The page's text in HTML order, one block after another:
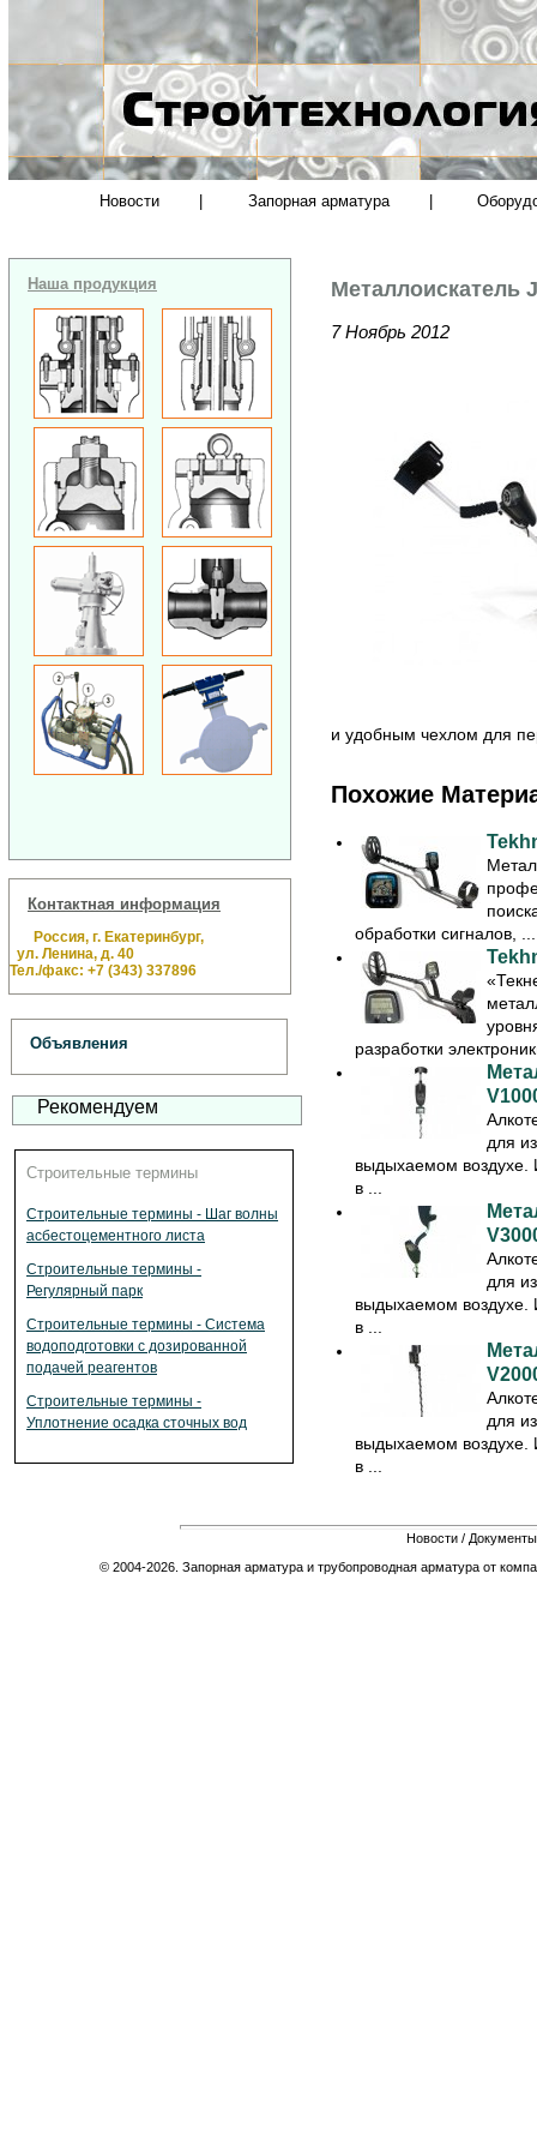
Новости Запорная арматура
Наша продукция
Контактная информация
Россия, г. Екатеринбург,
ул. Ленина, д. 40
Тел./факс: +7 (343) 337896
Объявления
Рекомендуем
Строительные термины
Строительные термины - Шаг волны
асбестоцементного листа
Строительные термины -
Регулярный парк
Строительные термины - Система
водоподготовки с дозированной
подачей реагентов
Строительные термины -
Уплотнение осадка сточных вод
Металлоискатель
7 Ноябрь 2012
и удобным чехлом для
Похожие
обработки сигналов, ...
разработки
для
выдыхаемом воздухе.
в ...
для
выдыхаемом воздухе.
в ...
для
выдыхаемом воздухе.
в ...
Новости / Документы
© 2004-2026. Запорная арматура и трубопроводная арматура от